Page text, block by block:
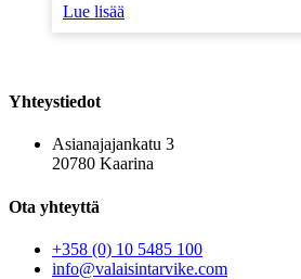
Lue lisää
Yhteystiedot
Asianajajankatu 3
20780 Kaarina
Ota yhteyttä
+358 (0) 10 5485 100
info@valaisintarvike.com